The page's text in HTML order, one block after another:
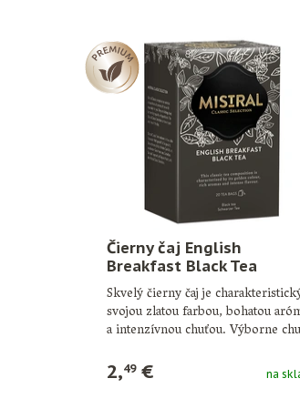
Čierny čaj English
Breakfast Black Tea
Skvelý čierny čaj je
svojou zlatou farbou, bohatou
a intenzívnou chuťou. Výborne
2,49€ na